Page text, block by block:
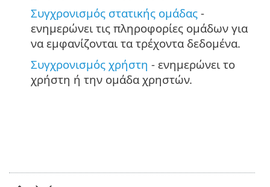
Συγχρονισμός στατικής ομάδας -
ενημερώνει τις πληροφορίες ομάδων για
να εμφανίζονται τα τρέχοντα δεδομένα.
Συγχρονισμός χρήστη - ενημερώνει το
χρήστη ή την ομάδα χρηστών.